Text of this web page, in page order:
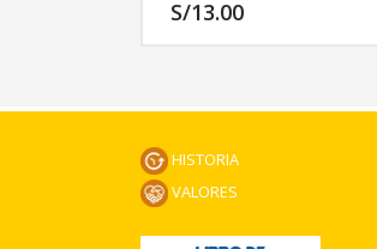
S/13.00
HISTORIA
VALORES